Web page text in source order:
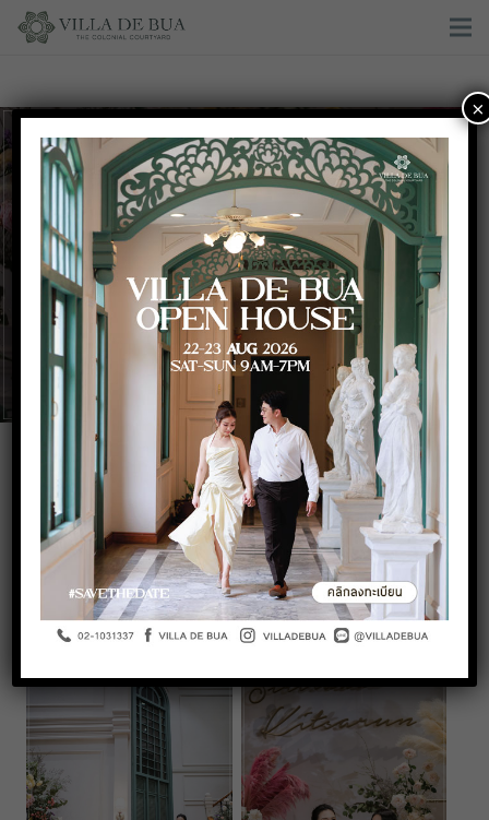
Wedding
A sweet ending to a new beginning. A beautiful moment on
wedding at Villa De Bua. It’s pleased to be a part of your
special day. Wishing you two a very happy married life from
this day toward…
×